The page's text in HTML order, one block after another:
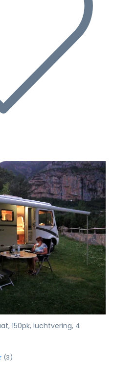
150pk, luchtvering, 4
(3)